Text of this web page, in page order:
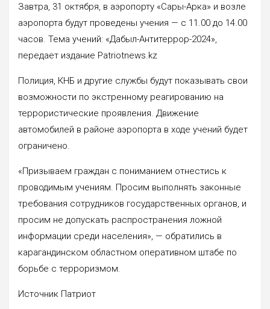
Завтра, 31 октября, в аэропорту «Сары-Арка» и возле
аэропорта будут проведены учения — с 11.00 до 14.00
часов. Тема учений: «Дабыл-Антитеррор-2024»,
передает издание Patriotnews.kz
Полиция, КНБ и другие службы будут показывать свои
возможности по экстренному реагированию на
террористические проявления. Движение
автомобилей в районе аэропорта в ходе учений будет
ограничено.
«Призываем граждан с пониманием отнестись к
проводимым учениям. Просим выполнять законные
требования сотрудников государственных органов, и
просим не допускать распространения ложной
информации среди населения», — обратились в
карагандинском областном оперативном штабе по
борьбе с терроризмом.
Источник Патриот